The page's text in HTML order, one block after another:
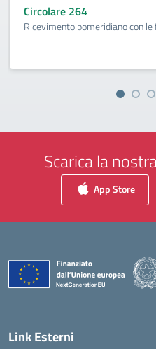
Circolare 264
Ricevimento pomeridiano con
Scarica la
App Store
Link Esterni